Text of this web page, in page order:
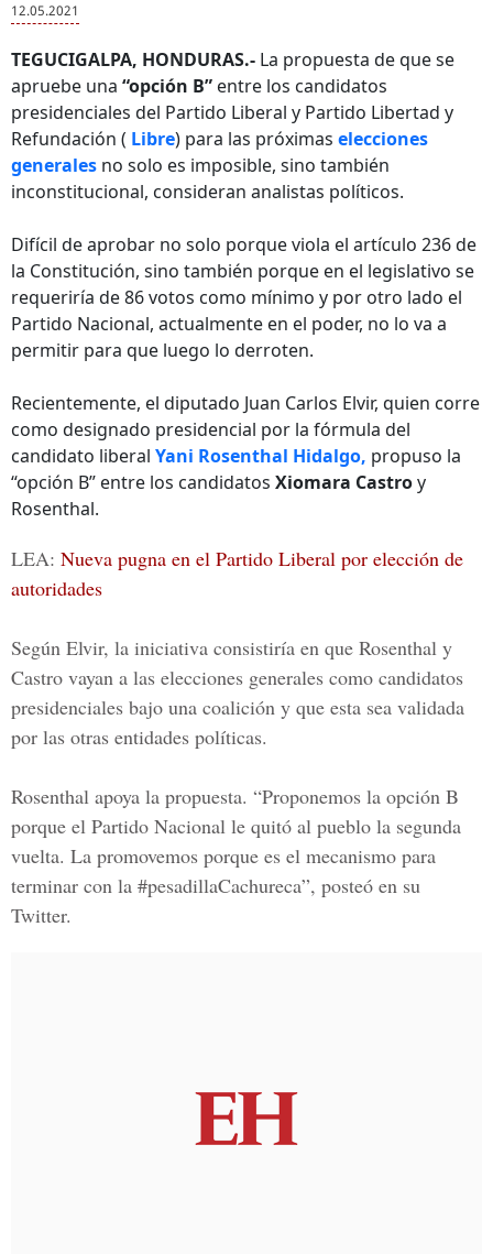
12.05.2021
TEGUCIGALPA, HONDURAS.- La propuesta de que se
apruebe una “opción B” entre los candidatos
presidenciales del Partido Liberal y Partido Libertad y
Refundación ( Libre) para las próximas elecciones
generales no solo es imposible, sino también
inconstitucional, consideran analistas políticos.
Difícil de aprobar no solo porque viola el artículo 236 de
la Constitución, sino también porque en el legislativo se
requeriría de 86 votos como mínimo y por otro lado el
Partido Nacional, actualmente en el poder, no lo va a
permitir para que luego lo derroten.
Recientemente, el diputado Juan Carlos Elvir, quien corre
como designado presidencial por la fórmula del
candidato liberal Yani Rosenthal Hidalgo, propuso la
“opción B” entre los candidatos Xiomara Castroy
Rosenthal.
LEA: Nueva pugna en el Partido Liberal por elección de
autoridades
Según Elvir, la iniciativa consistiría en que Rosenthal y
Castro vayan a las elecciones generales como candidatos
presidenciales bajo una coalición y que esta sea validada
por las otras entidades políticas.
Rosenthal apoya la propuesta. “Proponemos la opción B
porque el Partido Nacional le quitó al pueblo la segunda
vuelta. La promovemos porque es el mecanismo para
terminar con la #pesadillaCachureca”, posteó en su
Twitter.